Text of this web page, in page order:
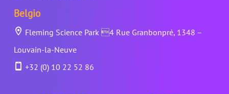
Belgio
Fleming Science Park 4 Rue Granbonpré, 1348 –
Louvain-la-Neuve
+32 (0) 10 22 52 86